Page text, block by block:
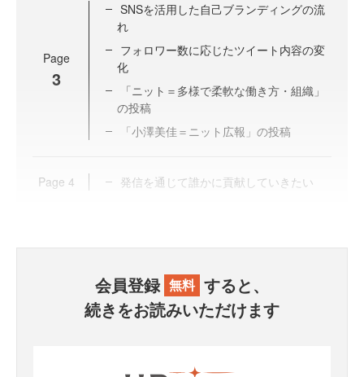
Page
3
SNSを活用した自己ブランディングの流
れ
フォロワー数に応じたツイート内容の変
化
「ニット＝多様で柔軟な働き方・組織」
の投稿
「小澤美佳＝ニット広報」の投稿
Page 4 発信を通じて誰かに貢献していきたい
会員登録 無料 すると、
続きをお読みいただけます